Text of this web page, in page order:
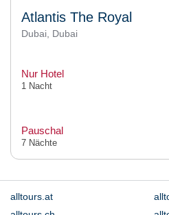
Atlantis The Royal
Dubai, Dubai
Nur Hotel
1 Nacht
Pauschal
7 Nächte
alltours.at